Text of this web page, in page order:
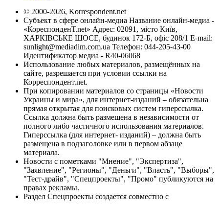
© 2000-2026, Korrespondent.net
Субъект в сфере онлайн-медиа Название онлайн-медиа -
«КореспонденТ.net» Адрес: 02091, місто Київ,
ХАРКІВСЬКЕ ШОСЕ, будинок 172-Б, офіс 208/1 E-mail:
sunlight@mediadim.com.ua Телефон: 044-205-43-00
Идентификатор медиа - R40-06068
Использование любых материалов, размещённых на
сайте, разрешается при условии ссылки на
Корреспондент.net.
При копировании материалов со страницы «Новости
Украины и мира», для интернет-изданий – обязательна
прямая открытая для поисковых систем гиперссылка.
Ссылка должна быть размещена в независимости от
полного либо частичного использования материалов.
Гиперссылка (для интернет- изданий) – должна быть
размещена в подзаголовке или в первом абзаце
материала.
Новости с пометками "Мнение", "Экспертиза",
"Заявление", "Регионы", "Деньги", "Власть", "Выборы",
"Тест-драйв", "Спецпроекты", "Промо" публикуются на
правах рекламы.
Раздел Спецпроекты создается совместно с